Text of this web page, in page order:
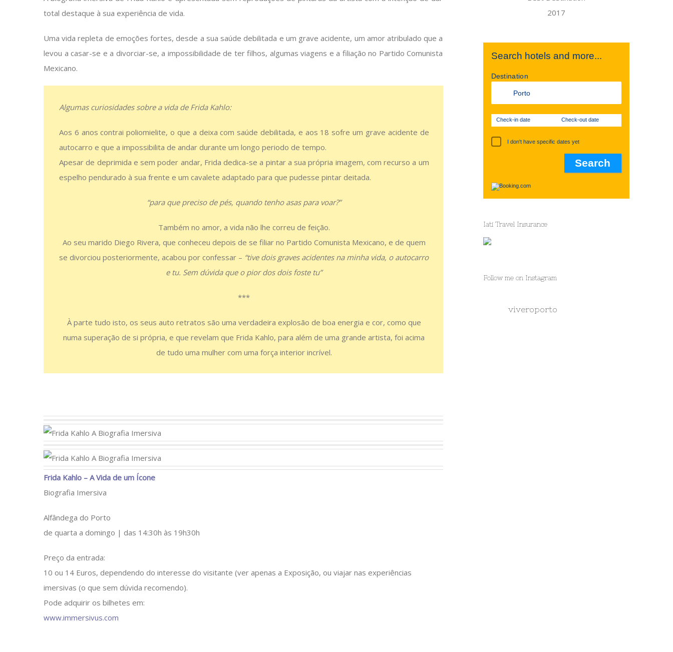
total destaque à sua experiência de vida.
Uma vida repleta de emoções fortes, desde a sua saúde debilitada e um grave acidente, um amor atribulado que a
levou a casar-se e a divorciar-se, a impossibilidade de ter filhos, algumas viagens e a filiação no Partido Comunista
Mexicano.
Algumas curiosidades sobre a vida de Frida Kahlo:
Aos 6 anos contrai poliomielite, o que a deixa com saúde debilitada, e aos 18 sofre um grave acidente de
autocarro e que a impossibilita de andar durante um longo periodo de tempo.
Apesar de deprimida e sem poder andar, Frida dedica-se a pintar a sua própria imagem, com recurso a um
espelho pendurado à sua frente e um cavalete adaptado para que pudesse pintar deitada.
“para que preciso de pés, quando tenho asas para voar?”
Também no amor, a vida não lhe correu de feição.
Ao seu marido Diego Rivera, que conheceu depois de se filiar no Partido Comunista Mexicano, e de quem
se divorciou posteriormente, acabou por confessar – “tive dois graves acidentes na minha vida, o autocarro
e tu. Sem dúvida que o pior dos dois foste tu”
***
À parte tudo isto, os seus auto retratos são uma verdadeira explosão de boa energia e cor, como que
numa superação de si própria, e que revelam que Frida Kahlo, para além de uma grande artista, foi acima
de tudo uma mulher com uma força interior incrível.
Frida Kahlo – A Vida de um Ícone
Biografia Imersiva
Alfândega do Porto
de quarta a domingo | das 14:30h às 19h30h
Preço da entrada:
10 ou 14 Euros, dependendo do interesse do visitante (ver apenas a Exposição, ou viajar nas experiências
imersivas (o que sem dúvida recomendo).
Pode adquirir os bilhetes em:
www.immersivus.com
Search hotels and more...
Destination
Check-in date Check-out date
I don't have specific dates yet
Iati Travel Insurance
Follow me on Instagram
viveroporto